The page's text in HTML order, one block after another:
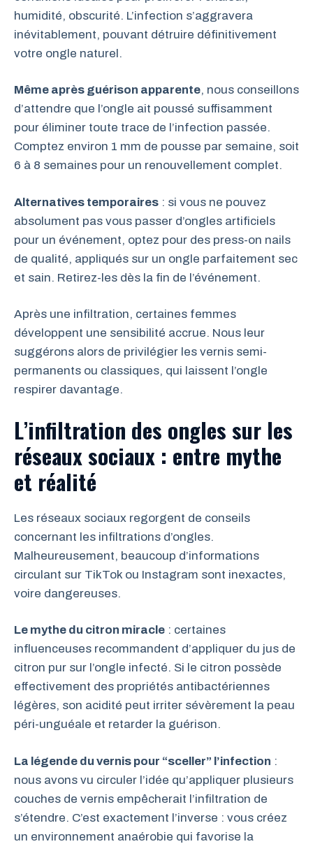
humidité, obscurité. L’infection s’aggravera
inévitablement, pouvant détruire définitivement
votre ongle naturel.
Même après guérison apparente, nous conseillons
d’attendre que l’ongle ait poussé suffisamment
pour éliminer toute trace de l’infection passée.
Comptez environ 1 mm de pousse par semaine, soit
6 à 8 semaines pour un renouvellement complet.
Alternatives temporaires : si vous ne pouvez
absolument pas vous passer d’ongles artificiels
pour un événement, optez pour des press-on nails
de qualité, appliqués sur un ongle parfaitement sec
et sain. Retirez-les dès la fin de l’événement.
Après une infiltration, certaines femmes
développent une sensibilité accrue. Nous leur
suggérons alors de privilégier les vernis semi-
permanents ou classiques, qui laissent l’ongle
respirer davantage.
L’infiltration des ongles sur les
réseaux sociaux : entre mythe
et réalité
Les réseaux sociaux regorgent de conseils
concernant les infiltrations d’ongles.
Malheureusement, beaucoup d’informations
circulant sur TikTok ou Instagram sont inexactes,
voire dangereuses.
Le mythe du citron miracle : certaines
influenceuses recommandent d’appliquer du jus de
citron pur sur l’ongle infecté. Si le citron possède
effectivement des propriétés antibactériennes
légères, son acidité peut irriter sévèrement la peau
péri-unguéale et retarder la guérison.
La légende du vernis pour “sceller” l’infection :
nous avons vu circuler l’idée qu’appliquer plusieurs
couches de vernis empêcherait l’infiltration de
s’étendre. C’est exactement l’inverse : vous créez
un environnement anaérobie qui favorise la